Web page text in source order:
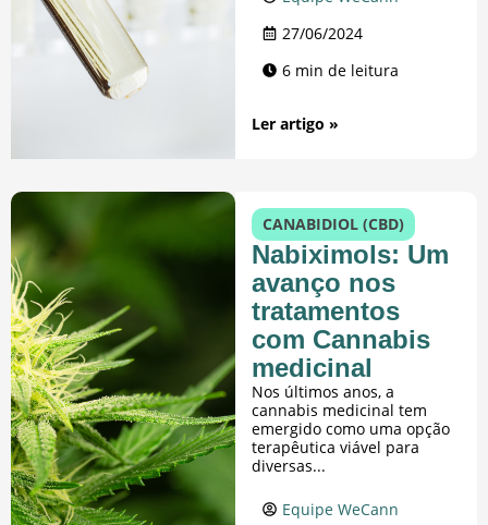
27/06/2024
6 min de leitura
Ler artigo »
CANABIDIOL (CBD)
Nabiximols: Um
avanço nos
tratamentos
com Cannabis
medicinal
Nos últimos anos, a
cannabis medicinal tem
emergido como uma opção
terapêutica viável para
diversas...
Equipe WeCann